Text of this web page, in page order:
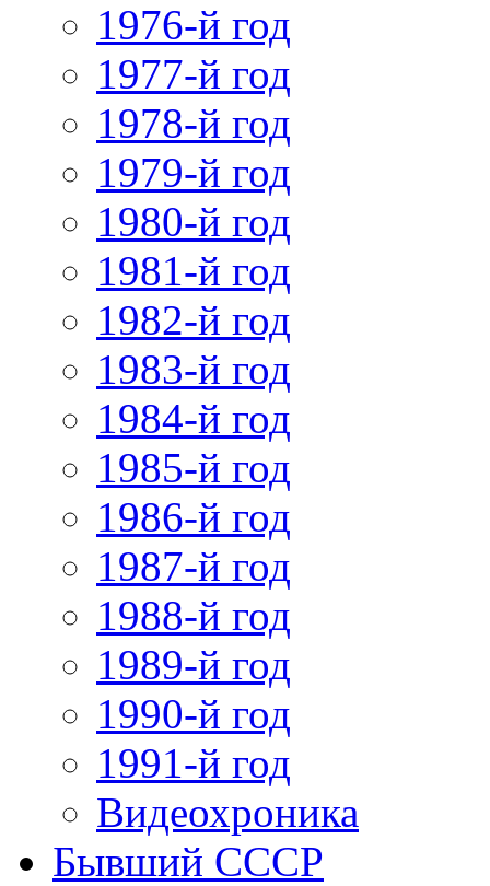
1976-й год
1977-й год
1978-й год
1979-й год
1980-й год
1981-й год
1982-й год
1983-й год
1984-й год
1985-й год
1986-й год
1987-й год
1988-й год
1989-й год
1990-й год
1991-й год
Видеохроника
Бывший СССР